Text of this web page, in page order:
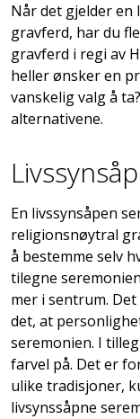
Når det gjelder en
gravferd, har du
gravferd i regi av
heller ønsker en
vanskelig valg å
alternativene.
En livssynsåpen
religionsnøytral
å bestemme selv
tilegne
mer i sentrum.
det, at
seremonien. I
farvel på. Det er
ulike tradisjoner,
livsynssåpne